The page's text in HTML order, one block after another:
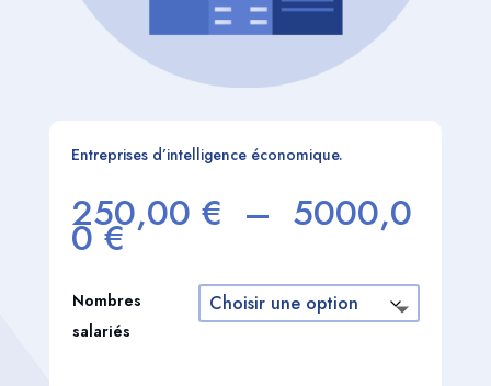
Entreprises d’intelligence économique.
250,00 € – 5000,0
0€Plage
prix :
250,00 €
à
Nombres
salariés